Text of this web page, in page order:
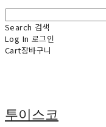
Search 검색
Log In 로그인
Cart장바구니
투이스코